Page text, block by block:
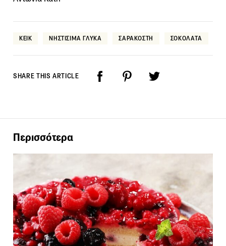
ΚΕΙΚ ΝΗΣΤΙΣΙΜΑ ΓΛΥΚΑ ΣΑΡΑΚΟΣΤΗ ΣΟΚΟΛΑΤΑ
SHARE THIS ARTICLE
Περισσότερα